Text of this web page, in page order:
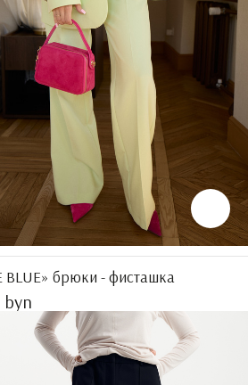
BLUE» брюки - фисташка
byn